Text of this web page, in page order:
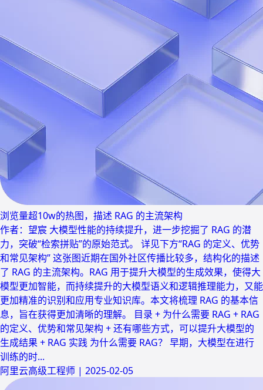
浏览量超10w的热图，描述 RAG 的主流架构
作者：望宸 大模型性能的持续提升，进一步挖掘了 RAG 的潜
力，突破“检索拼贴”的原始范式。 详见下方“RAG 的定义、优势
和常见架构” 这张图近期在国外社区传播比较多，结构化的描述
了 RAG 的主流架构。RAG 用于提升大模型的生成效果，使得大
模型更加智能，而持续提升的大模型语义和逻辑推理能力，又能
更加精准的识别和应用专业知识库。本文将梳理 RAG 的基本信
息，旨在获得更加清晰的理解。 目录 + 为什么需要 RAG + RAG
的定义、优势和常见架构 + 还有哪些方式，可以提升大模型的
生成结果 + RAG 实践 为什么需要 RAG？ 早期，大模型在进行
训练的时...
阿里云高级工程师 | 2025-02-05